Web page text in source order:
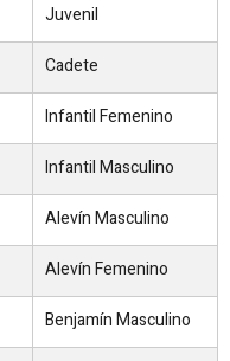
Juvenil
Cadete
Infantil Femenino
Infantil Masculino
Alevín Masculino
Alevín Femenino
Benjamín Masculino